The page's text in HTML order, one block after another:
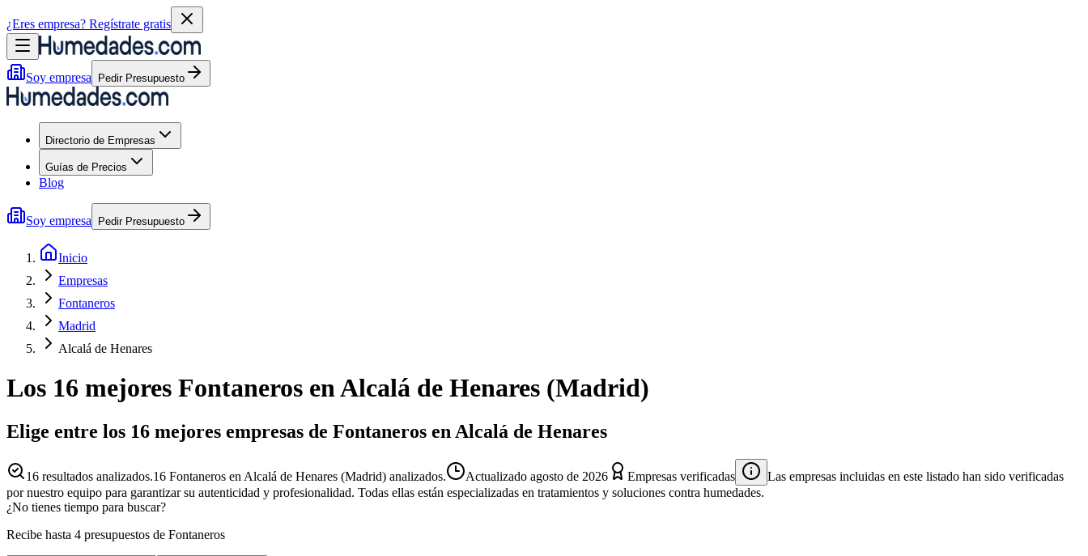
¿Eres empresa? Regístrate gratis
Soy empresa Pedir Presupuesto
Directorio de Empresas
Guías de Precios
Blog
Soy empresa Pedir Presupuesto
Inicio
Empresas
Fontaneros
Madrid
Alcalá de Henares
Los 16 mejores Fontaneros enAlcalá de Henares (Madrid)
Elige entre los 16 mejores empresas de Fontaneros en Alcalá de Henares
16 resultados analizados.16 Fontaneros en Alcalá de Henares (Madrid) analizados. Actualizado agosto de 2026 Empresas verificadas
Las empresas incluidas en este listado han sido verificadas
por nuestro equipo para garantizar su autenticidad y profesionalidad. Todas ellas están especializadas en tratamientos y soluciones contra humedades.
¿No tienes tiempo para buscar?
Recibe hasta 4 presupuestos de Fontaneros